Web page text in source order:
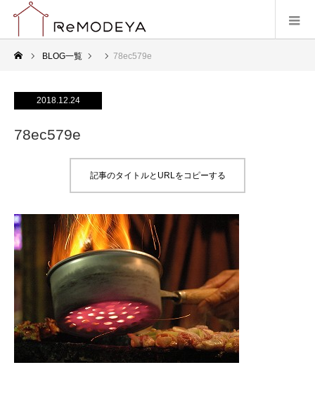
BLOG一覧 78ec579e
2018.12.24
78ec579e
記事のタイトルとURLをコピーする